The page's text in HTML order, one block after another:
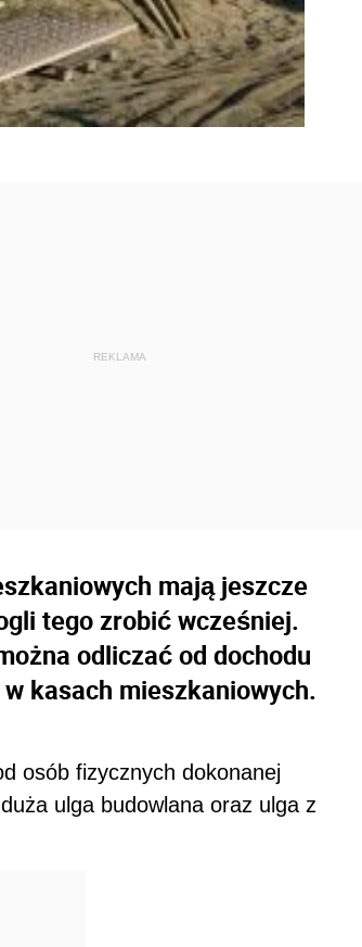
mają jeszcze
tego zrobić wcześniej.
odliczać od dochodu
kasach mieszkaniowych.
osób fizycznych dokonanej
ulga budowlana oraz ulga z